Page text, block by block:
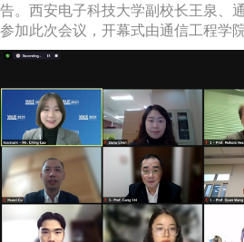
告。西安电子科技大学副校长王泉、
参加此次会议，开幕式由通信工程学